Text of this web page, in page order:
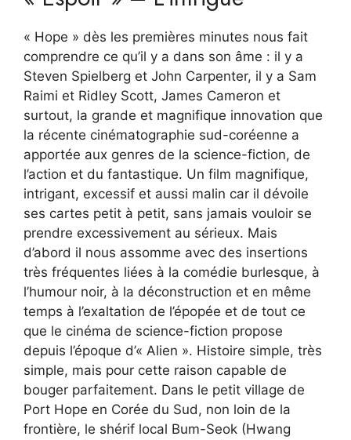
« Hope » dès les premières minutes nous fait
comprendre ce qu’il y a dans son âme : il y a
Steven Spielberg et John Carpenter, il y a Sam
Raimi et Ridley Scott, James Cameron et
surtout, la grande et magnifique innovation que
la récente cinématographie sud-coréenne a
apportée aux genres de la science-fiction, de
l’action et du fantastique. Un film magnifique,
intrigant, excessif et aussi malin car il dévoile
ses cartes petit à petit, sans jamais vouloir se
prendre excessivement au sérieux. Mais
d’abord il nous assomme avec des insertions
très fréquentes liées à la comédie burlesque, à
l’humour noir, à la déconstruction et en même
temps à l’exaltation de l’épopée et de tout ce
que le cinéma de science-fiction propose
depuis l’époque d’« Alien ». Histoire simple, très
simple, mais pour cette raison capable de
bouger parfaitement. Dans le petit village de
Port Hope en Corée du Sud, non loin de la
frontière, le shérif local Bum-Seok (Hwang